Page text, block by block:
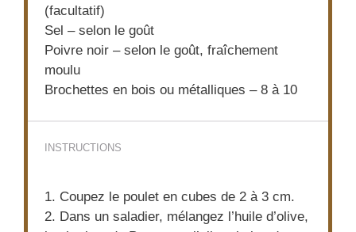
(facultatif)
Sel – selon le goût
Poivre noir – selon le goût, fraîchement
moulu
Brochettes en bois ou métalliques – 8 à 10
INSTRUCTIONS
1. Coupez le poulet en cubes de 2 à 3 cm.
2. Dans un saladier, mélangez l’huile d’olive,